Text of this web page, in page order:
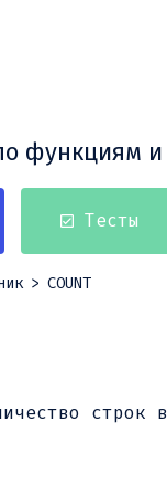
функциям и
Тесты
COUNT
строк